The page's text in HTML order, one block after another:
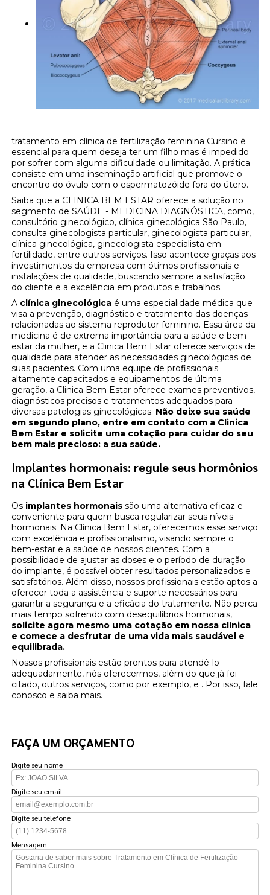
tratamento em clínica de fertilização feminina Cursino é
essencial para quem deseja ter um filho mas é impedido
por sofrer com alguma dificuldade ou limitação. A prática
consiste em uma inseminação artificial que promove o
encontro do óvulo com o espermatozóide fora do útero.
Saiba que a CLINICA BEM ESTAR oferece a solução no
segmento de SAÚDE - MEDICINA DIAGNÓSTICA, como,
consultório ginecológico, clínica ginecológica São Paulo,
consulta ginecologista particular, ginecologista particular,
clínica ginecológica, ginecologista especialista em
fertilidade, entre outros serviços. Isso acontece graças aos
investimentos da empresa com ótimos profissionais e
instalações de qualidade, buscando sempre a satisfação
do cliente e a excelência em produtos e trabalhos.
A clínica ginecológica é uma especialidade médica que
visa a prevenção, diagnóstico e tratamento das doenças
relacionadas ao sistema reprodutor feminino. Essa área da
medicina é de extrema importância para a saúde e bem-
estar da mulher, e a Clinica Bem Estar oferece serviços de
qualidade para atender as necessidades ginecológicas de
suas pacientes. Com uma equipe de profissionais
altamente capacitados e equipamentos de última
geração, a Clinica Bem Estar oferece exames preventivos,
diagnósticos precisos e tratamentos adequados para
diversas patologias ginecológicas. Não deixe sua saúde
em segundo plano, entre em contato com a Clinica
Bem Estar e solicite uma cotação para cuidar do seu
bem mais precioso: a sua saúde.
Implantes hormonais: regule seus hormônios
na Clínica Bem Estar
Os implantes hormonais são uma alternativa eficaz e
conveniente para quem busca regularizar seus níveis
hormonais. Na Clínica Bem Estar, oferecemos esse serviço
com excelência e profissionalismo, visando sempre o
bem-estar e a saúde de nossos clientes. Com a
possibilidade de ajustar as doses e o período de duração
do implante, é possível obter resultados personalizados e
satisfatórios. Além disso, nossos profissionais estão aptos a
oferecer toda a assistência e suporte necessários para
garantir a segurança e a eficácia do tratamento. Não perca
mais tempo sofrendo com desequilíbrios hormonais,
solicite agora mesmo uma cotação em nossa clínica
e comece a desfrutar de uma vida mais saudável e
equilibrada.
Nossos profissionais estão prontos para atendê-lo
adequadamente, nós oferecermos, além do que já foi
citado, outros serviços, como por exemplo, e . Por isso, fale
conosco e saiba mais.
FAÇA UM ORÇAMENTO
Digite seu nome
Digite seu email
Digite seu telefone
Mensagem